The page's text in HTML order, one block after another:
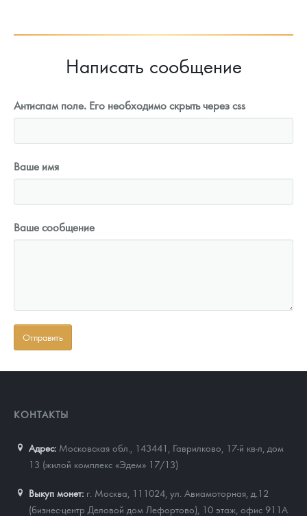
Написать сообщение
Антиспам поле. Его необходимо скрыть через css
Ваше имя
Ваше сообщение
КОНТАКТЫ
Адрес: Московская обл., 143441
Гаврилково, 17-й кв-л, дом
13 (жилой комплекс «Эдем» 17/13)
Выкуп монет: г. Москва, 111024, ул. Авиамоторная, д.12
(бизнес-центр Деловой дом Лефортово), 10 этаж, офис 911А